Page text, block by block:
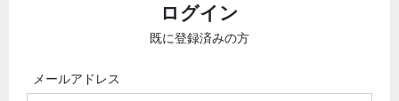
ログイン
既に登録済みの方
メールアドレス